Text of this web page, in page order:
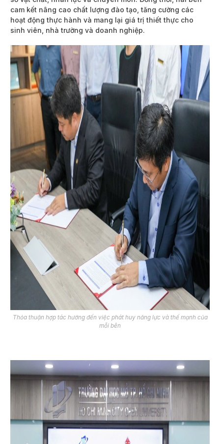
cam kết nâng cao chất lượng đào tạo, tăng cường các
hoạt động thực hành và mang lại giá trị thiết thực cho
sinh viên, nhà trường và doanh nghiệp.
Thỏa thuận hợp tác hướng đến việc phát huy năng lực và thế mạnh của
mỗi bên